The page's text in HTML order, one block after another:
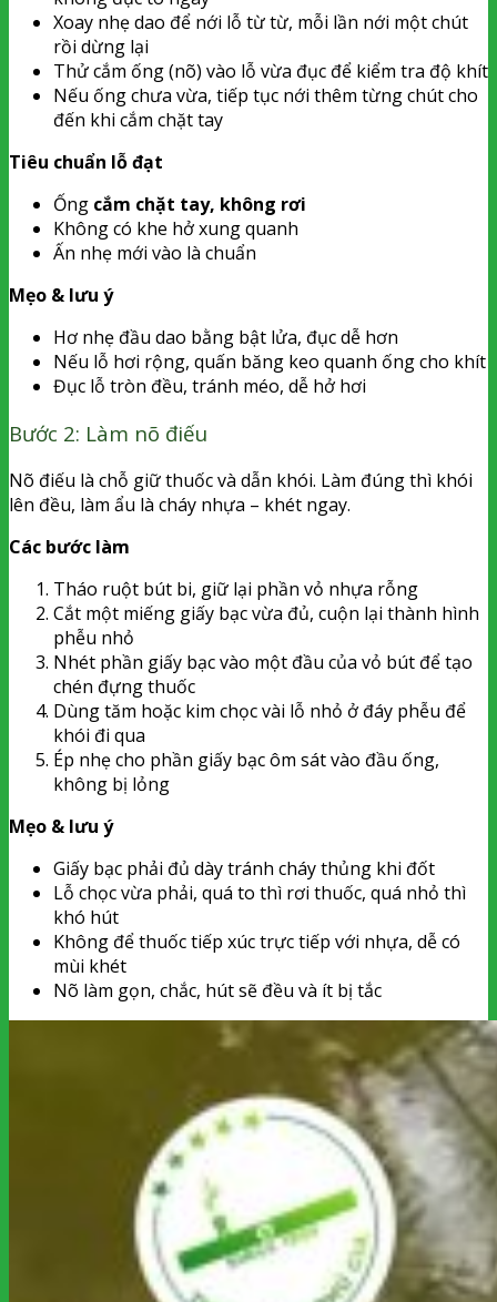
Xoay nhẹ dao để nới lỗ từ từ, mỗi lần nới một chút
rồi dừng lại
Thử cắm ống (nõ) vào lỗ vừa đục để kiểm tra độ khít
Nếu ống chưa vừa, tiếp tục nới thêm từng chút cho
đến khi cắm chặt tay
Tiêu chuẩn lỗ đạt
Ống cắm chặt tay, không rơi
Không có khe hở xung quanh
Ấn nhẹ mới vào là chuẩn
Mẹo & lưu ý
Hơ nhẹ đầu dao bằng bật lửa, đục dễ hơn
Nếu lỗ hơi rộng, quấn băng keo quanh ống cho khít
Đục lỗ tròn đều, tránh méo, dễ hở hơi
Bước 2: Làm nõ điếu
Nõ điếu là chỗ giữ thuốc và dẫn khói. Làm đúng thì khói
lên đều, làm ẩu là cháy nhựa – khét ngay.
Các bước làm
Tháo ruột bút bi, giữ lại phần vỏ nhựa rỗng
Cắt một miếng giấy bạc vừa đủ, cuộn lại thành hình
phễu nhỏ
Nhét phần giấy bạc vào một đầu của vỏ bút để tạo
chén đựng thuốc
Dùng tăm hoặc kim chọc vài lỗ nhỏ ở đáy phễu để
khói đi qua
Ép nhẹ cho phần giấy bạc ôm sát vào đầu ống,
không bị lỏng
Mẹo & lưu ý
Giấy bạc phải đủ dày tránh cháy thủng khi đốt
Lỗ chọc vừa phải, quá to thì rơi thuốc, quá nhỏ thì
khó hút
Không để thuốc tiếp xúc trực tiếp với nhựa, dễ có
mùi khét
Nõ làm gọn, chắc, hút sẽ đều và ít bị tắc